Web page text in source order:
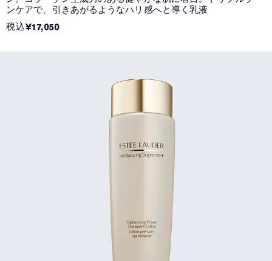
ンケアで、引きあがるようなハリ感へと導く乳液
税込¥17,050